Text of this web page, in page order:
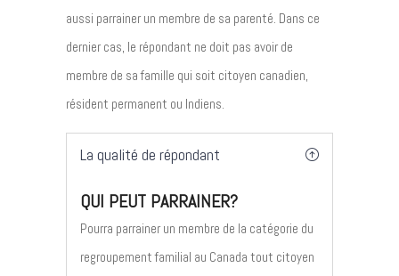
aussi parrainer un membre de sa parenté. Dans ce
dernier cas, le répondant ne doit pas avoir de
membre de sa famille qui soit citoyen canadien,
résident permanent ou Indiens.
La qualité de répondant
QUI PEUT PARRAINER?
Pourra parrainer un membre de la catégorie du
regroupement familial au Canada tout citoyen